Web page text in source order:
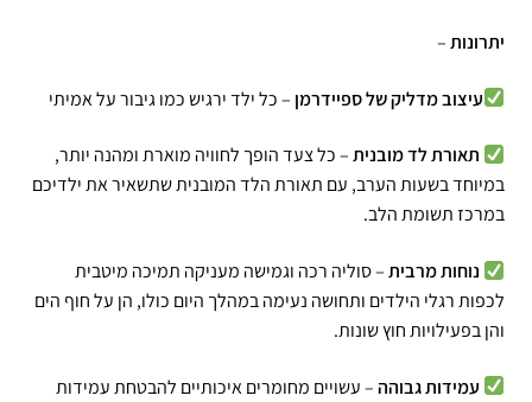
יתרונות–
עיצוב מדליק של ספיידרמן – כל ילד ירגיש כמו גיבור על אמיתי
תאורת לד מובנית– כל צעד הופך לחוויה מוארת ומהנה יותר,
במיוחד בשעות הערב, עם תאורת הלד המובנית שתשאיר את ילדיכם
במרכז תשומת הלב.
נוחות מרבית– סוליה רכה וגמישה מעניקה תמיכה מיטבית
לכפות רגלי הילדים ותחושה נעימה במהלך היום כולו, הן על חוף הים
והן בפעילויות חוץ שונות.
עמידות גבוהה– עשויים מחומרים איכותיים להבטחת עמידות